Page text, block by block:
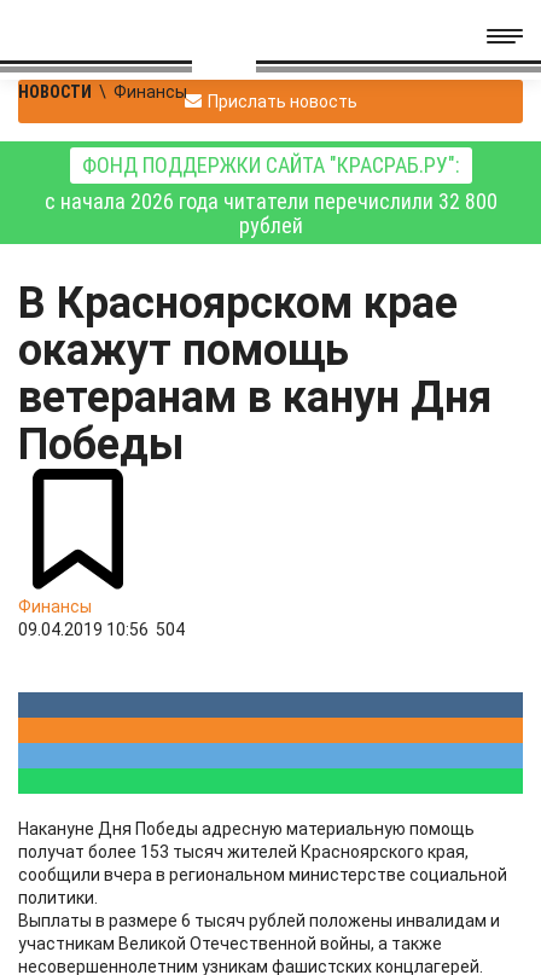
НОВОСТИ \ Финансы Прислать новость
ФОНД ПОДДЕРЖКИ САЙТА "КРАСРАБ.РУ":
с начала 2026 года читатели перечислили 32 800
рублей
В Красноярском крае
окажут помощь
ветеранам в канун Дня
Победы
Финансы
09.04.2019 10:56 504
Накануне Дня Победы адресную материальную помощь
получат более 153 тысяч жителей Красноярского края,
сообщили вчера в региональном министерстве социальной
политики.
Выплаты в размере 6 тысяч рублей положены инвалидам и
участникам Великой Отечественной войны, а также
несовершеннолетним узникам фашистских концлагерей.